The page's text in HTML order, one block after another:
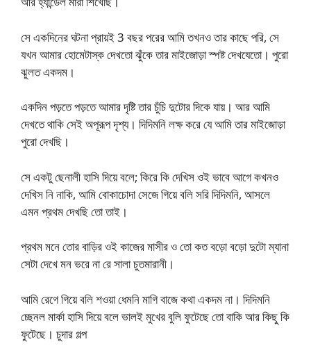
সে একদিনের ঘটনা প্রায়ই 3 বছর পরের আমি তখনও তার কাছে পরি, সে
যখন আমার হোমেটাস্ক দেখতো ঝুঁকে তার মাইজোড়া স্পষ্ট দেখযেতো। পুরো
ঝুলত একদম।
একদিন পড়তে পড়তে আমার দৃষ্টি তার চুঁচি দুটোর দিকে যায়। আর আমি
দেখতে থাকি সেই অপূরূপ দৃশ্য। দিদিমনি লক্ষ করে যে আমি তার মাইজোড়া
পুরো দেখছি।
সে একটু ছেনালী হাসি দিয়ে বলে; কিরে কি দেখিস ওই ভাবে আগে কখনও
দেখিস নি নাকি, আমি বোকাচোদা সেজে গিয়ে বলি সরি দিদিমনি, আসলে
এমন প্রথম দেখছি তো তাই।
প্রথম মনে তোর বাড়ির ওই কাজের মাসীর ও তো কত বড়ো বড়ো দুটো ম্যানা
সেটা দেখে মন ভরে না রে সালা চুতমারানী।
আমি রেগে গিয়ে বলি শওয়া ধেমনি মাগি বাজে কথা একদম না। দিদিমনি
চ্ছেনল মার্কা হাসি দিয়ে বলে ভালই মুখের বুলি ফুটেছে তো বাকি আর কিছু কি
ফুটেছে। চুদার গল্প